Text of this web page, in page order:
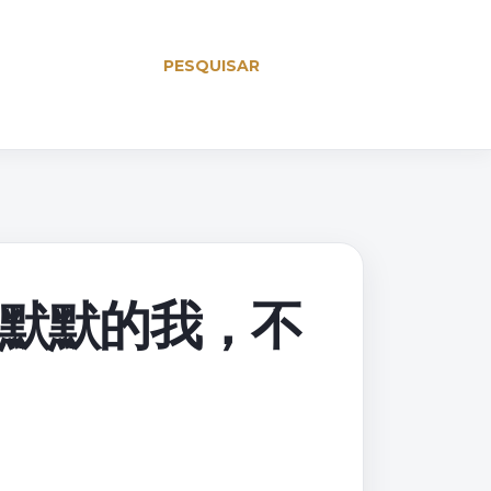
PESQUISAR
默的我，不